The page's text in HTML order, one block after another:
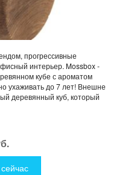
прогрессивные
интерьер. Mossbox -
кубе с ароматом
ухаживать до 7 лет! Внешне
деревянный куб, который